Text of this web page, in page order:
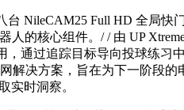
台 NileCAM25 Full HD 全局
人的核心组件。/ / 由 UP
通过追踪目标导向投球练
解决方案，旨在为下一阶段
实时洞察。